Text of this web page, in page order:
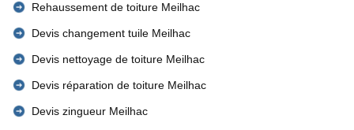
Rehaussement de toiture Meilhac
Devis changement tuile Meilhac
Devis nettoyage de toiture Meilhac
Devis réparation de toiture Meilhac
Devis zingueur Meilhac